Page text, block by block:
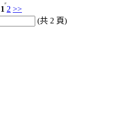
1 2 >>
(共 2 頁)